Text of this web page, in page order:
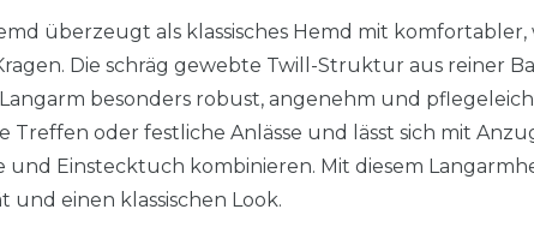
überzeugt als klassisches Hemd mit komfortabler,
Die schräg gewebte Twill-Struktur aus reiner
besonders robust, angenehm und
Treffen oder festliche Anlässe und lässt sich mit
und Einstecktuch kombinieren. Mit diesem
einen klassischen Look.